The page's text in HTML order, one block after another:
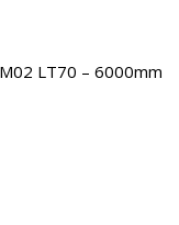
LT70 – 6000mm